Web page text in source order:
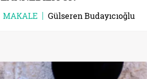
MAKALE Gülseren Budayıcıoğlu